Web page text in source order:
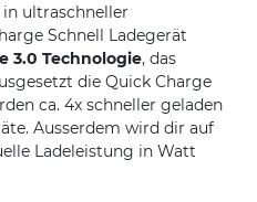
in ultraschneller
Schnell Ladegerät
3.0 Technologie, das
die Quick Charge
ca. 4x schneller geladen
Ausserdem wird dir auf
Ladeleistung in Watt